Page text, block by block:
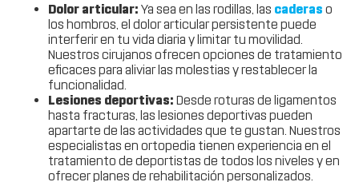
Dolor articular: Ya sea en las rodillas, las caderas o
los hombros, el dolor articular persistente puede
interferir en tu vida diaria y limitar tu movilidad.
Nuestros cirujanos ofrecen opciones de tratamiento
eficaces para aliviar las molestias y restablecer la
funcionalidad.
Lesiones deportivas: Desde roturas de ligamentos
hasta fracturas, las lesiones deportivas pueden
apartarte de las actividades que te gustan. Nuestros
especialistas en ortopedia tienen experiencia en el
tratamiento de deportistas de todos los niveles y en
ofrecer planes de rehabilitación personalizados.